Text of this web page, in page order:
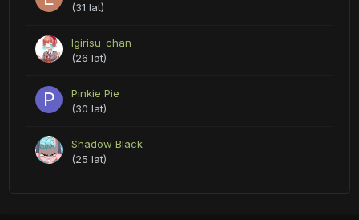
(31 lat)
Igirisu_chan
(26 lat)
Pinkie Pie
(30 lat)
Shadow Black
(25 lat)